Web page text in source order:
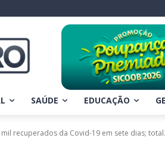
SAÚDE EDUCAÇÃO
recuperados da Covid-19 em sete dias;